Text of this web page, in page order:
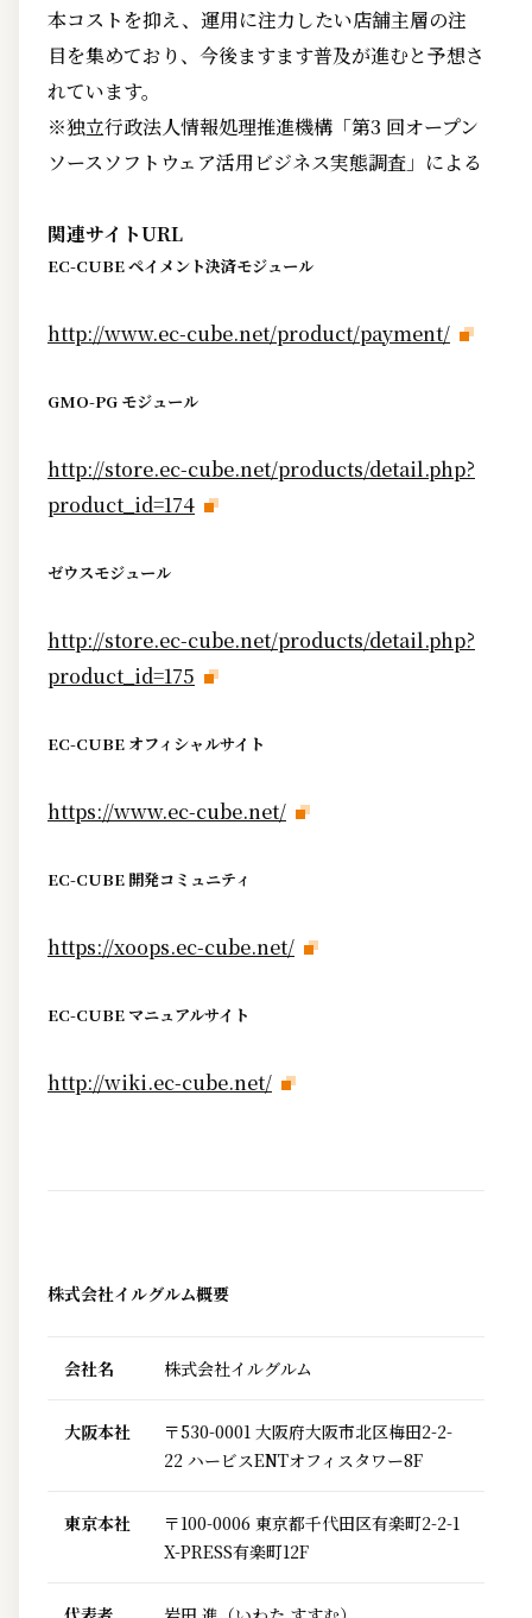
本コストを抑え、運用に注力したい店舗主層の注
目を集めており、今後ますます普及が進むと予想さ
れています。
※独立行政法人情報処理推進機構「第3 回オープン
ソースソフトウェア活用ビジネス実態調査」による
関連サイトURL
EC-CUBE ペイメント決済モジュール
http://www.ec-cube.net/product/payment/
GMO-PG モジュール
http://store.ec-cube.net/products/detail.php?
product_id=174
ゼウスモジュール
http://store.ec-cube.net/products/detail.php?
product_id=175
EC-CUBE オフィシャルサイト
https://www.ec-cube.net/
EC-CUBE 開発コミュニティ
https://xoops.ec-cube.net/
EC-CUBE マニュアルサイト
http://wiki.ec-cube.net/
株式会社イルグルム概要
会社名 株式会社イルグルム
大阪本社
〒530-0001 大阪府大阪市北区梅田2-2-
22 ハービスENTオフィスタワー8F
東京本社
〒100-0006 東京都千代田区有楽町2-2-1
X-PRESS有楽町12F